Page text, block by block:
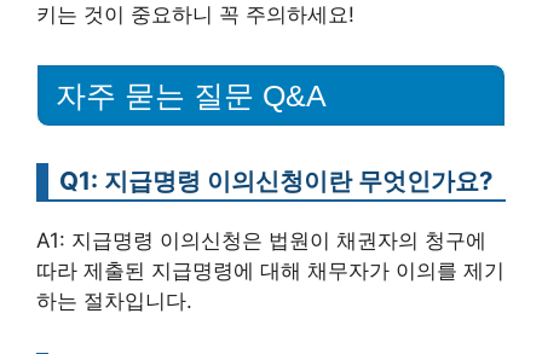
키는 것이 중요하니 꼭 주의하세요!
자주 묻는 질문 Q&A
Q1: 지급명령 이의신청이란 무엇인가요?
A1: 지급명령 이의신청은 법원이 채권자의 청구에
따라 제출된 지급명령에 대해 채무자가 이의를 제기
하는 절차입니다.